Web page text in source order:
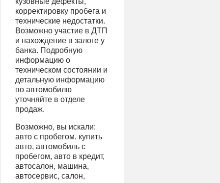
корректировку пробега и
технические недостатки.
Возможно участие в ДТП
и нахождение в залоге у
банка. Подробную
информацию о
техническом состоянии и
детальную информацию
по автомобилю
уточняйте в отделе
продаж.
Возможно, вы искали:
авто с пробегом, купить
авто, автомобиль с
пробегом, авто в кредит,
автосалон, машина,
автосервис, салон,